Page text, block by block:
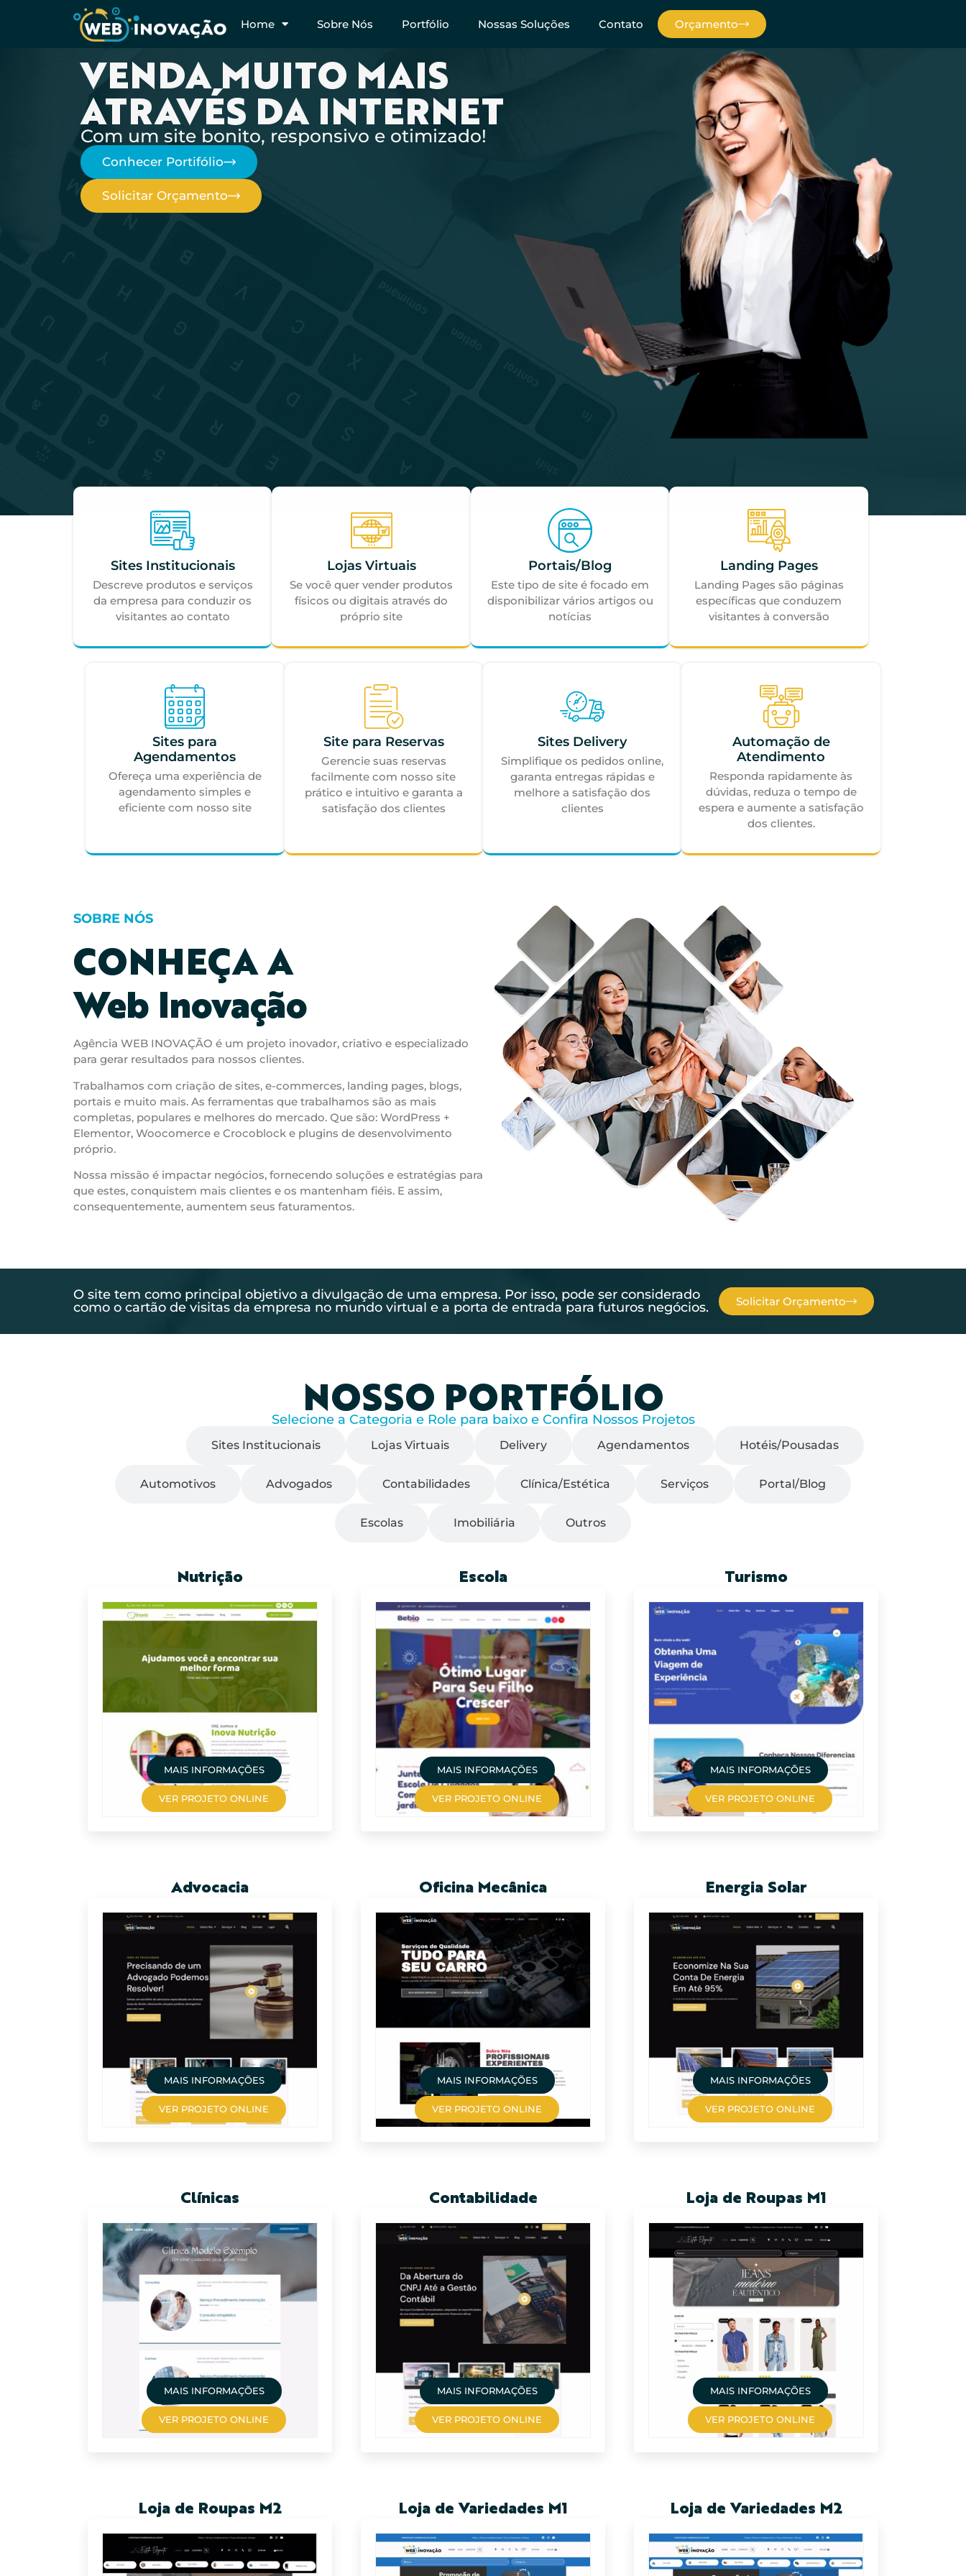
Home Sobre Nós Portfólio Nossas Soluções Contato Orçamento
VENDA MUITO MAIS
ATRAVÉS DA INTERNET
Com um site bonito, responsivo e otimizado!
Conhecer Portifólio
Solicitar Orçamento
Sites Institucionais
Descreve produtos e serviços
da empresa para conduzir os
visitantes ao contato
Lojas Virtuais
Se você quer vender produtos
físicos ou digitais através do
próprio site
Portais/Blog
Este tipo de site é focado em
disponibilizar vários artigos ou
notícias
Landing Pages
Landing Pages são páginas
específicas que conduzem
visitantes à conversão
Sites para
Agendamentos
Ofereça uma experiência de
agendamento simples e
eficiente com nosso site
Site para Reservas
Gerencie suas reservas
facilmente com nosso site
prático e intuitivo e garanta a
satisfação dos clientes
Sites Delivery​
Simplifique os pedidos online,
garanta entregas rápidas e
melhore a satisfação dos
clientes
Automação de
Atendimento
Responda rapidamente às
dúvidas, reduza o tempo de
espera e aumente a satisfação
dos clientes.
SOBRE NÓS
CONHEÇA A
Web Inovação
Agência WEB INOVAÇÃO é um projeto inovador, criativo e especializado
para gerar resultados para nossos clientes.
Trabalhamos com criação de sites, e-commerces, landing pages, blogs,
portais e muito mais. As ferramentas que trabalhamos são as mais
completas, populares e melhores do mercado. Que são: WordPress +
Elementor, Woocomerce e Crocoblock e plugins de desenvolvimento
próprio.
Nossa missão é impactar negócios, fornecendo soluções e estratégias para
que estes, conquistem mais clientes e os mantenham fiéis. E assim,
consequentemente, aumentem seus faturamentos.
O site tem como principal objetivo a divulgação de uma empresa. Por isso, pode ser considerado
como o cartão de visitas da empresa no mundo virtual e a porta de entrada para futuros negócios.
Solicitar Orçamento
NOSSO PORTFÓLIO
Selecione a Categoria e Role para baixo e Confira Nossos Projetos
Sites Institucionais Lojas Virtuais Delivery Agendamentos Hotéis/Pousadas
Automotivos Advogados Contabilidades Clínica/Estética Serviços Portal/Blog
Escolas Imobiliária Outros
Nutrição
VER PROJETO ONLINE
MAIS INFORMAÇÕES
Escola
VER PROJETO ONLINE
MAIS INFORMAÇÕES
Turismo
VER PROJETO ONLINE
MAIS INFORMAÇÕES
Advocacia
VER PROJETO ONLINE
MAIS INFORMAÇÕES
Oficina Mecânica
VER PROJETO ONLINE
MAIS INFORMAÇÕES
Energia Solar
VER PROJETO ONLINE
MAIS INFORMAÇÕES
Clínicas
VER PROJETO ONLINE
MAIS INFORMAÇÕES
Contabilidade
VER PROJETO ONLINE
MAIS INFORMAÇÕES
Loja de Roupas M1
VER PROJETO ONLINE
MAIS INFORMAÇÕES
Loja de Roupas M2 Loja de Variedades M1 Loja de Variedades M2